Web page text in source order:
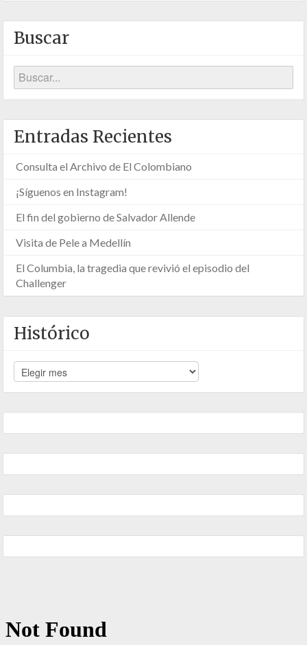
Buscar
Entradas Recientes
Consulta el Archivo de El Colombiano
¡Síguenos en Instagram!
El fin del gobierno de Salvador Allende
Visita de Pele a Medellín
El Columbia, la tragedia que revivió el episodio del
Challenger
Histórico